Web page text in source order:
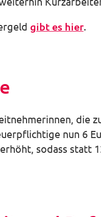
gibt es hier.
die
nun 6
sodass statt